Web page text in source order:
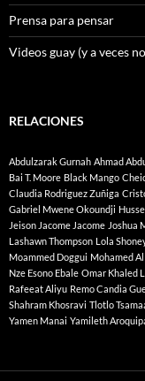
Prensa para pensar
Videos guay (y a veces
RELACIONES
Abdulzarak Gurnah Ahmad
Bai T. Moore Black Mango
Claudia Rodriguez Zuñiga
Gabriel Mwene Okoundji
Jeison Jacome Jacome Joshua
Lashawn Thompson Lola
Moammed Doggui Mohamed
Nze Esono Ebale Omar Khaled
Rafeeat Aliyu Remo Candia
Shahram Khosravi Tlotlo
Yamen Manai Yamileth